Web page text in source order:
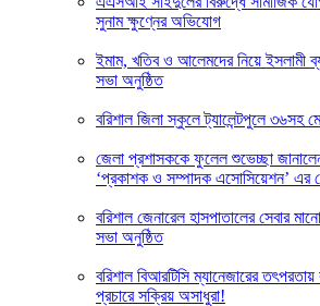
সুনাম ক্ষুণ্নের অভিযোগ
ইমাম, খতিব ও আলেমদের নিয়ে ইসলামী
সভা অনুষ্ঠিত
বরিশাল জিলা স্কুলে ট্যালেন্টপুলে ৩৬সহ
জেলা প্রশাসককে ফুলেল শুভেচ্ছা
‘প্রকাশক ও সম্পাদক এসোসিয়েশন’ এর
বরিশাল জেনারেল হাসপাতালের সেবার
সভা অনুষ্ঠিত
বরিশাল বিআরটিসি ম্যানেজারের
প্রচারে সক্রিয় অসাধুরা!